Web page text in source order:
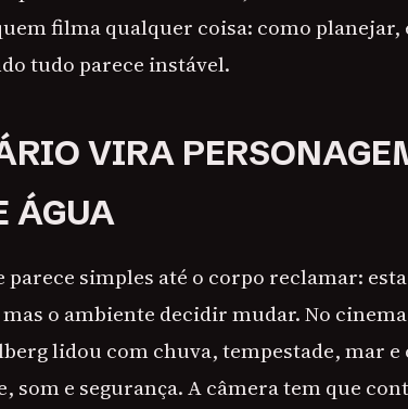
filma qualquer coisa: como planejar,
tudo parece instável.
VIRA
ÁGUA
parece simples até o corpo reclamar:
o ambiente decidir mudar. No
lidou com chuva, tempestade, mar e
som e segurança. A câmera tem que